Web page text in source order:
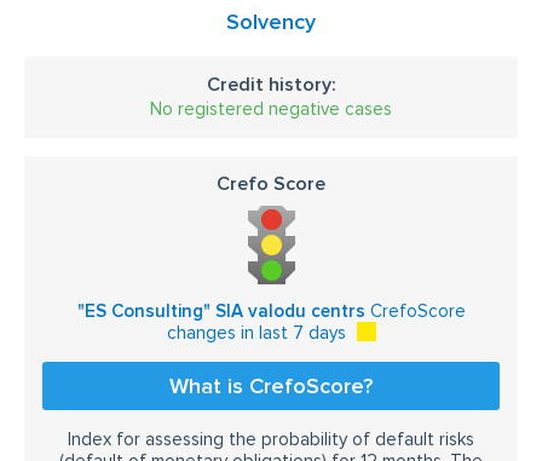
Solvency
Credit history:
No registered negative cases
Crefo Score
"ES Consulting" SIA valodu centrs CrefoScore
changes in last 7 days
What is CrefoScore?
Index for assessing the probability of default risks